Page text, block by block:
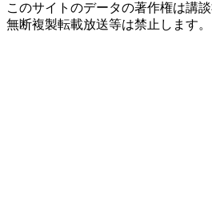
このサイトのデータの著作権は講談
無断複製転載放送等は禁止します。